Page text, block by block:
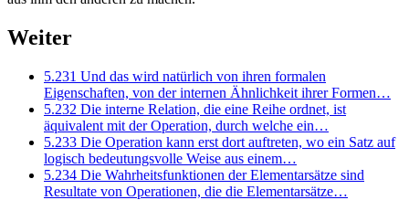
Weiter
5.231 Und das wird natürlich von ihren formalen
Eigenschaften, von der internen Ähnlichkeit ihrer Formen…
5.232 Die interne Relation, die eine Reihe ordnet, ist
äquivalent mit der Operation, durch welche ein…
5.233 Die Operation kann erst dort auftreten, wo ein Satz auf
logisch bedeutungsvolle Weise aus einem…
5.234 Die Wahrheitsfunktionen der Elementarsätze sind
Resultate von Operationen, die die Elementarsätze…